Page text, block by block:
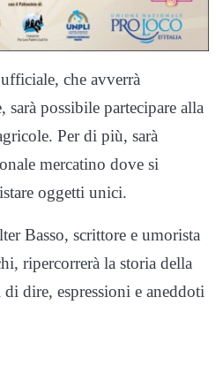
che avverrà
possibile partecipare alla
Per di più, sarà
mercatino dove si
oggetti unici.
Basso, scrittore e umorista
ripercorrerà la storia della
dire, espressioni e aneddoti